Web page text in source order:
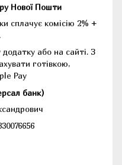
Нової Пошти
сплачує комісію 2% +
або на сайті. З
готівкою,
Pay
банк)